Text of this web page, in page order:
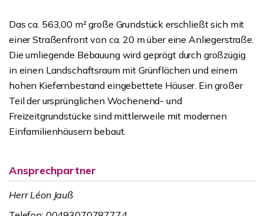
Das ca. 563,00 m² große Grundstück erschließt sich mit
einer Straßenfront von ca. 20 m über eine Anliegerstraße.
Die umliegende Bebauung wird geprägt durch großzügig
in einen Landschaftsraum mit Grünflächen und einem
hohen Kiefernbestand eingebettete Häuser. Ein großer
Teil der ursprünglichen Wochenend- und
Freizeitgrundstücke sind mittlerweile mit modernen
Einfamilienhäusern bebaut.
Ansprechpartner
Herr Léon Jauß